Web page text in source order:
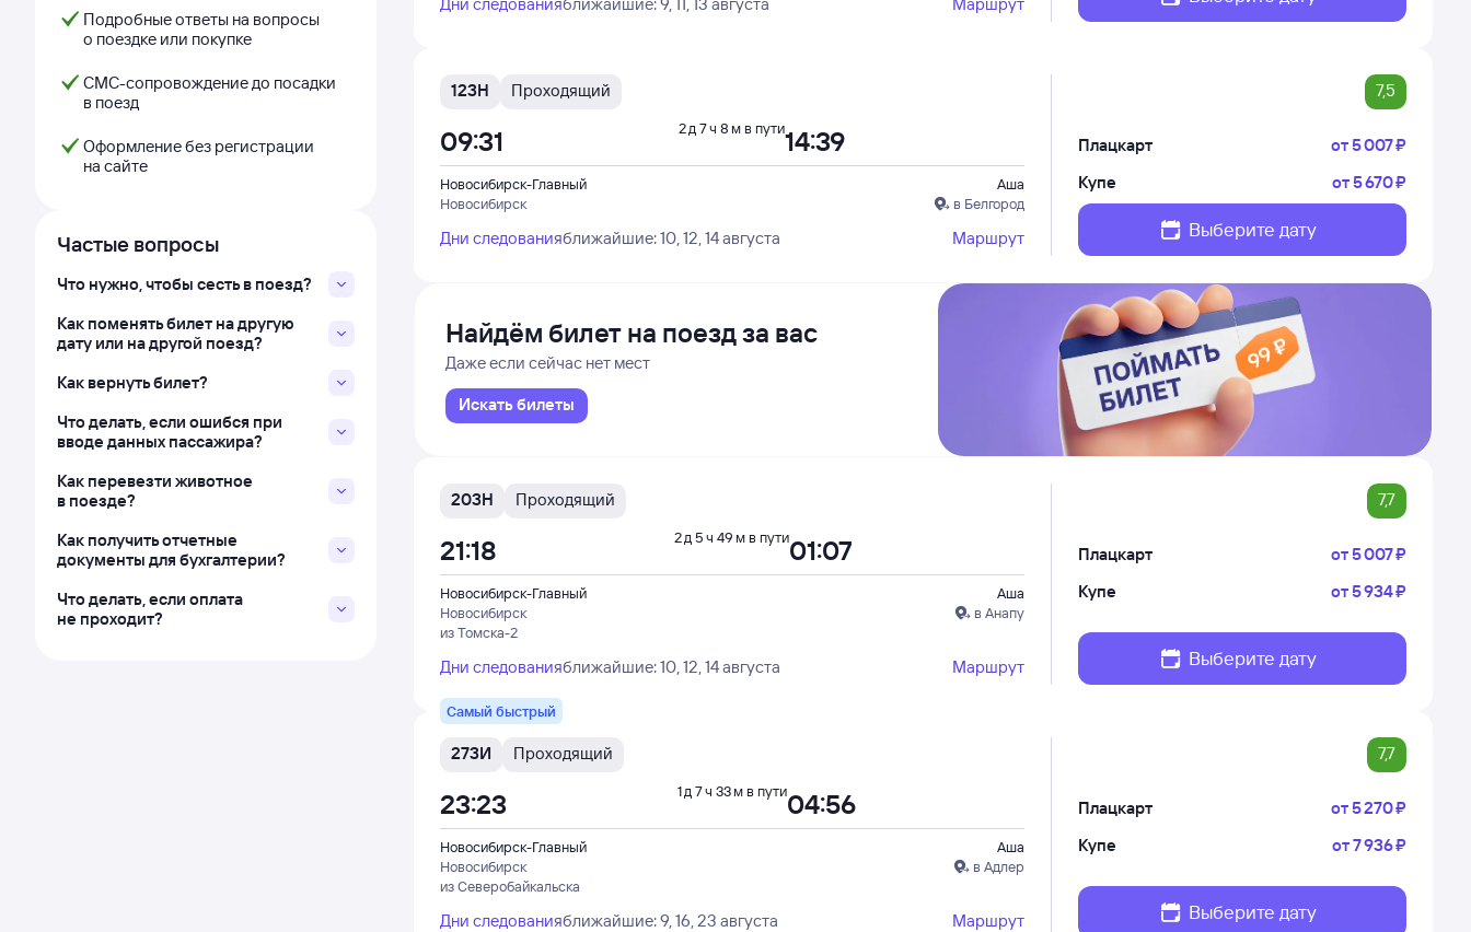
Подробные ответы на вопросы
о поездке или покупке
СМС-сопровождение до посадки
в поезд
Оформление без регистрации
на сайте
Частые вопросы
Что нужно, чтобы сесть в поезд?
Как поменять билет на другую
дату или на другой поезд?
Как вернуть билет?
Что делать, если ошибся при
вводе данных пассажира?
Как перевезти животное
в поезде?
Как получить отчетные
документы для бухгалтерии?
Что делать, если оплата
не проходит?
123Н Проходящий 7,5
Новосибирск-Главный
Новосибирск
Аша
в Белгород
09:31 14:39
2 д 7 ч 8 м в пути
Дни следованияближайшие: 10, 12, 14 августа Маршрут
Плацкарт от5 ⁠007 ⁠₽
Купе
от5 ⁠670 ⁠₽
Выберите дату
Найдём билет на поезд за вас
Даже если сейчас нет мест
Искать билеты
203Н Проходящий 7,7
Новосибирск-Главный
Новосибирск
из Томска-2
Аша
в Анапу
21:18 01:07
2 д 5 ч 49 м в пути
Дни следованияближайшие: 10, 12, 14 августа Маршрут
Плацкарт от5 ⁠007 ⁠₽
Купе
от5 ⁠934 ⁠₽
Выберите дату
Самый быстрый
273И Проходящий 7,7
Новосибирск-Главный
Новосибирск
из Северобайкальска
Аша
в Адлер
23:23 04:56
1 д 7 ч 33 м в пути
Дни следованияближайшие: 9, 16, 23 августа Маршрут
Плацкарт от5 ⁠270 ⁠₽
Купе
от7 ⁠936 ⁠₽
Выберите дату